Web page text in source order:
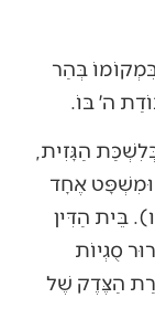
בְּהַר
ה׳ בּוֹ.
הַגָּזִית,
וּמִשְׁפָּט אֶחָד
בֵּית הַדִּין
סֻגְיוֹת
הַצֶּדֶק שֶׁל